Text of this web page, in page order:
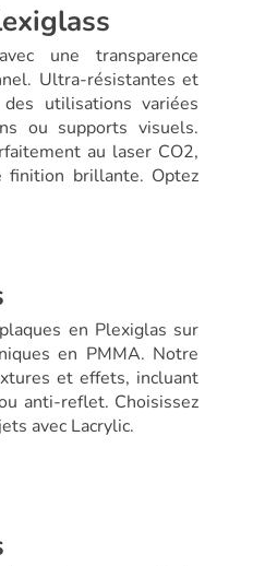
une transparence
Ultra-résistantes et
utilisations variées
ou supports visuels.
au laser CO2,
finition brillante. Optez
en Plexiglas sur
en PMMA. Notre
et effets, incluant
anti-reflet. Choisissez
avec Lacrylic.